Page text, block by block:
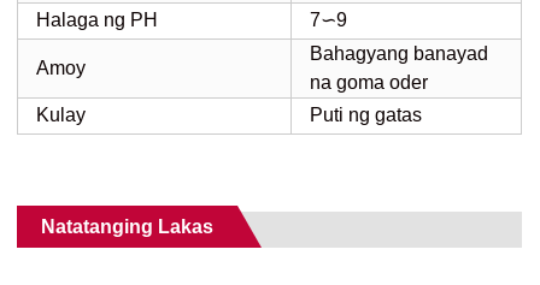
Halaga ng PH
7∽9
Amoy
Bahagyang banayad
na goma oder
Kulay
Puti ng gatas
Natatanging Lakas